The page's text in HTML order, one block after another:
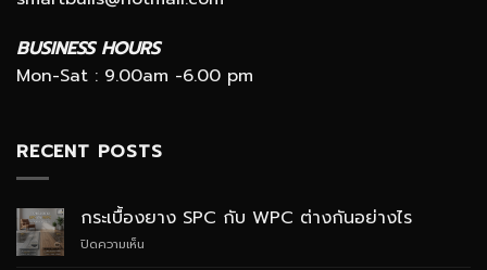
BUSINESS HOURS
Mon-Sat : 9.00am -6.00 pm
RECENT POSTS
กระเบื้องยาง SPC กับ WPC ต่างกันอย่างไร
ปิดความเห็น